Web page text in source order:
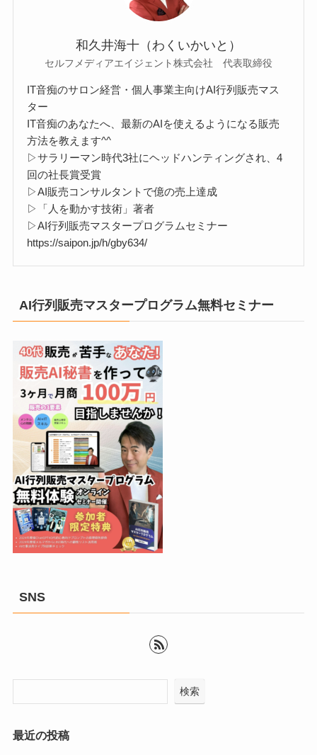
和久井海十（わくいかいと）
セルフメディアエイジェント株式会社 代表取締役
IT音痴のサロン経営・個人事業主向けAI行列販売マス
ター
IT音痴のあなたへ、最新のAIを使えるようになる販売
方法を教えます^^
▷サラリーマン時代3社にヘッドハンティングされ、4
回の社長賞受賞
▷AI販売コンサルタントで億の売上達成
▷「人を動かす技術」著者
▷AI行列販売マスタープログラムセミナー
https://saipon.jp/h/gby634/
AI行列販売マスタープログラム無料セミナー
SNS
検索
最近の投稿